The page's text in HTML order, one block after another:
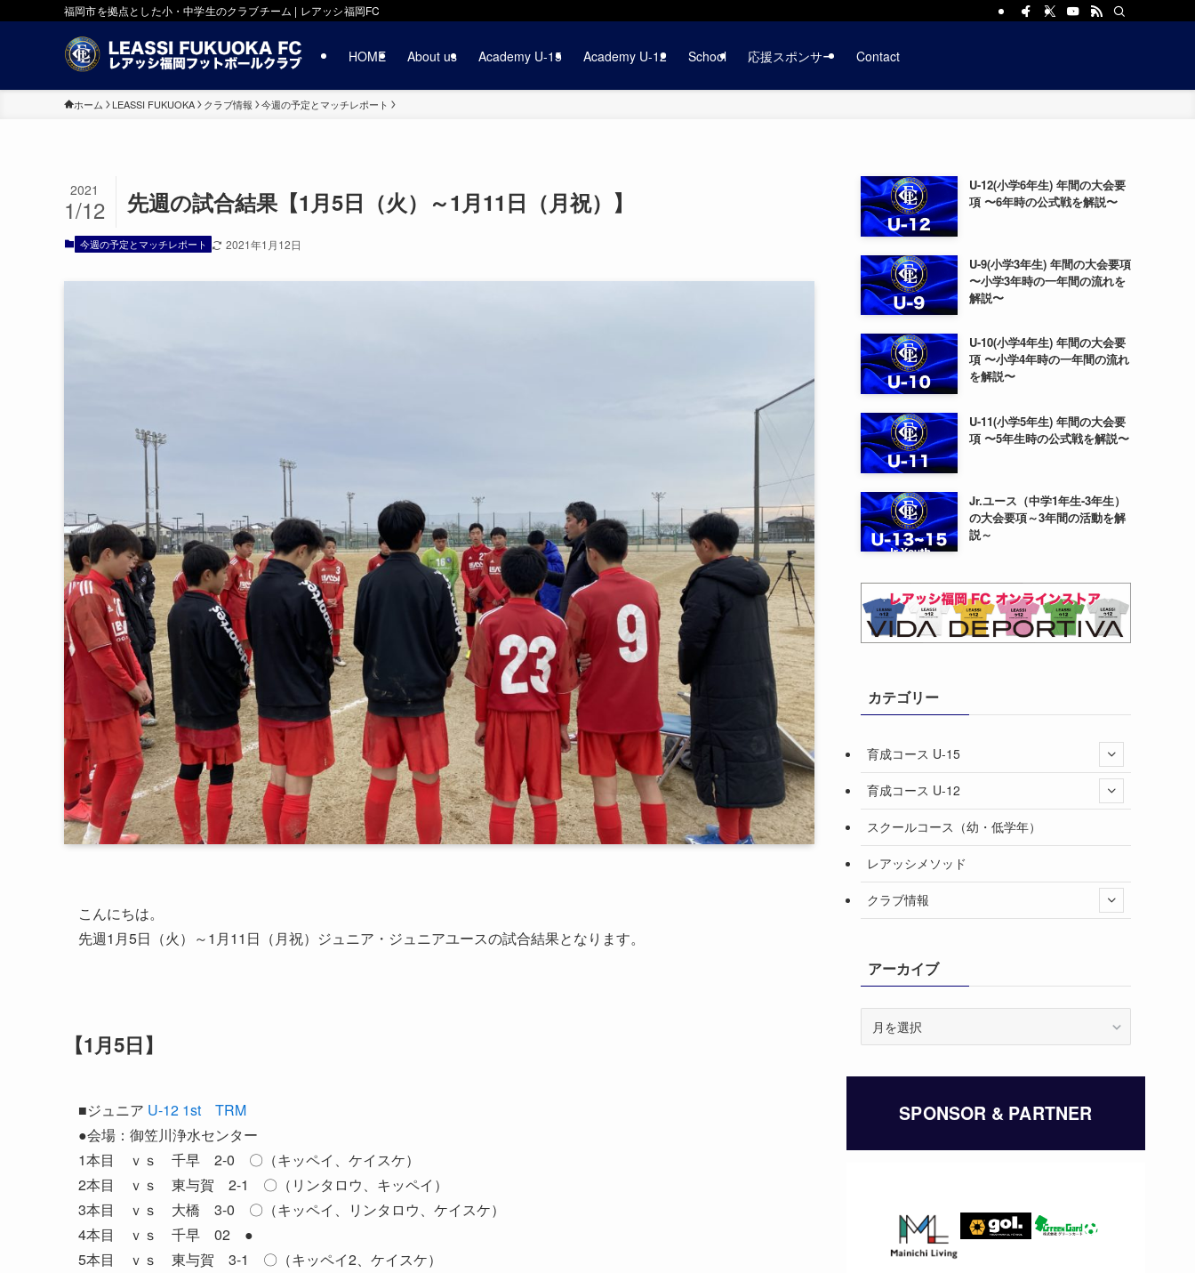
福岡市を拠点とした小・中学生のクラブチーム | レアッシ福岡FC
HOME About us Academy U-15 Academy U-12 School 応援スポンサー Contact
ホーム LEASSI FUKUOKA クラブ情報 今週の予定とマッチレポート
先週の試合結果【1月5日（火）～1月11日（月祝）】
2021
1/12
今週の予定とマッチレポート 2021年1月12日
こんにちは。
先週1月5日（火）～1月11日（月祝）ジュニア・ジュニアユースの試合結果となります。
【1月5日】
■ジュニア U-12 1st TRM
●会場：御笠川浄水センター
1本目 ｖｓ 千早 2-0 〇（キッペイ、ケイスケ）
2本目 ｖｓ 東与賀 2-1 〇（リンタロウ、キッペイ）
3本目 ｖｓ 大橋 3-0 〇（キッペイ、リンタロウ、ケイスケ）
4本目 ｖｓ 千早 02 ●
5本目 ｖｓ 東与賀 3-1 〇（キッペイ2、ケイスケ）
U-12(小学6年生) 年間の大会要
項 〜6年時の公式戦を解説〜
U-9(小学3年生) 年間の大会要項
〜小学3年時の一年間の流れを
解説〜
U-10(小学4年生) 年間の大会要
項 〜小学4年時の一年間の流れ
を解説〜
U-11(小学5年生) 年間の大会要
項 〜5年生時の公式戦を解説〜
Jr.ユース（中学1年生-3年生）
の大会要項～3年間の活動を解
説～
カテゴリー
育成コース U-15
育成コース U-12
スクールコース（幼・低学年）
レアッシメソッド
クラブ情報
アーカイブ
イ
SPONSOR & PARTNER